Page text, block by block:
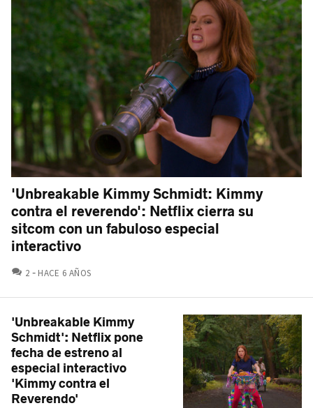
'Unbreakable Kimmy Schmidt: Kimmy
contra el reverendo': Netflix cierra su
sitcom con un fabuloso especial
interactivo
2 COMENTARIOS
HACE 6 AÑOS
'Unbreakable Kimmy
Schmidt': Netflix pone
fecha de estreno al
especial interactivo
'Kimmy contra el
Reverendo'